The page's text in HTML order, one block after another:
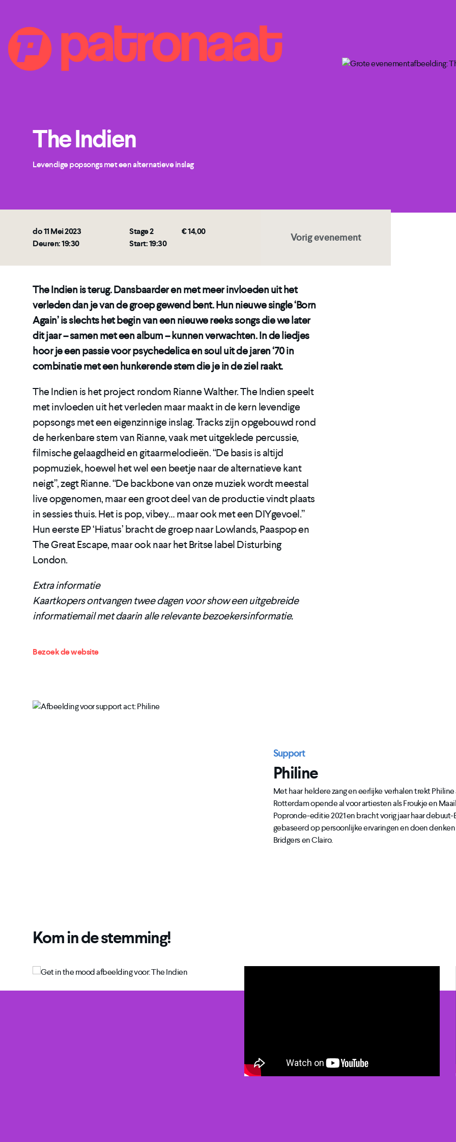
The Indien
Levendige popsongs met een alternatieve inslag
do 11 Mei 2023 Stage 2
€ 14,00
Deuren: 19:30
Start: 19:30 Vorig evenement
The Indien is terug. Dansbaarder en met meer invloeden uit het
verleden dan je van de groep gewend bent. Hun nieuwe single ‘Born
Again’ is slechts het begin van een nieuwe reeks songs die we later
dit jaar – samen met een album – kunnen verwachten. In de liedjes
hoor je een passie voor psychedelica en soul uit de jaren ‘70 in
combinatie met een hunkerende stem die je in de ziel raakt.
The Indien is het project rondom Rianne Walther. The Indien speelt
met invloeden uit het verleden maar maakt in de kern levendige
popsongs met een eigenzinnige inslag. Tracks zijn opgebouwd rond
de herkenbare stem van Rianne, vaak met uitgeklede percussie,
filmische gelaagdheid en gitaarmelodieën. “De basis is altijd
popmuziek, hoewel het wel een beetje naar de alternatieve kant
neigt”, zegt Rianne. “De backbone van onze muziek wordt meestal
live opgenomen, maar een groot deel van de productie vindt plaats
in sessies thuis. Het is pop, vibey… maar ook met een DIYgevoel.”
Hun eerste EP ‘Hiatus’ bracht de groep naar Lowlands, Paaspop en
The Great Escape, maar ook naar het Britse label Disturbing
London.
Extra informatie
Kaartkopers ontvangen twee dagen voor show een uitgebreide
informatiemail met daarin alle relevante bezoekersinformatie.
Bezoek de website
Support
Philine
Met haar heldere zang en eerlijke verhalen trekt
Rotterdam opende al voor artiesten als Froukje en
Popronde-editie 2021 en bracht vorig jaar haar debuut-
gebaseerd op persoonlijke ervaringen en doen
Bridgers en Clairo.
Kom in de stemming!